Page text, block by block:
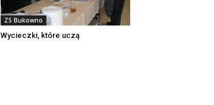
ZS Bukowno
Wycieczki, które uczą